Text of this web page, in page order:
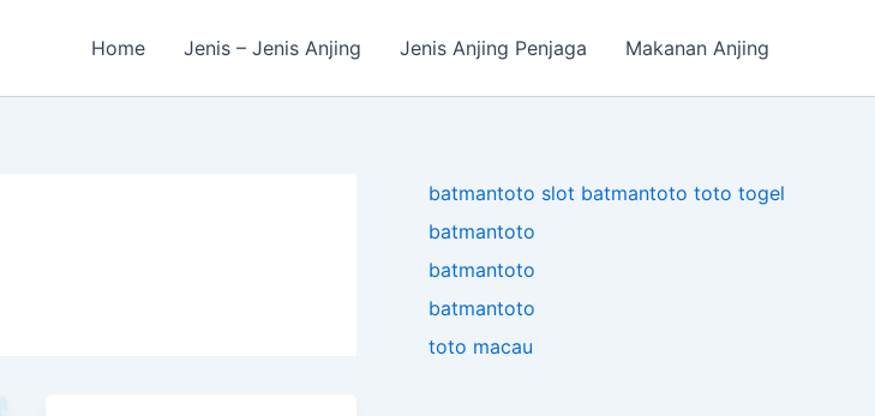
Home Jenis – Jenis Anjing Jenis Anjing Penjaga Makanan Anjing
batmantoto slot batmantoto toto togel
batmantoto
batmantoto
batmantoto
toto macau